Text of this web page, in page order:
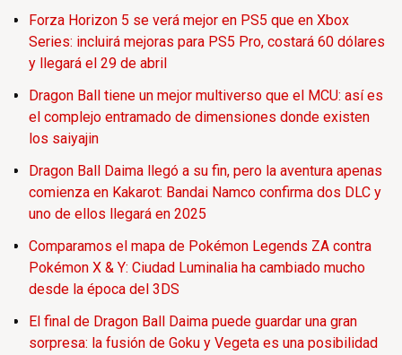
Forza Horizon 5 se verá mejor en PS5 que en Xbox
Series: incluirá mejoras para PS5 Pro, costará 60 dólares
y llegará el 29 de abril
Dragon Ball tiene un mejor multiverso que el MCU: así es
el complejo entramado de dimensiones donde existen
los saiyajin
Dragon Ball Daima llegó a su fin, pero la aventura apenas
comienza en Kakarot: Bandai Namco confirma dos DLC y
uno de ellos llegará en 2025
Comparamos el mapa de Pokémon Legends ZA contra
Pokémon X & Y: Ciudad Luminalia ha cambiado mucho
desde la época del 3DS
El final de Dragon Ball Daima puede guardar una gran
sorpresa: la fusión de Goku y Vegeta es una posibilidad